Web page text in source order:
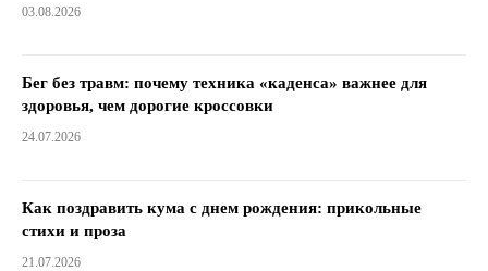
03.08.2026
Бег без травм: почему техника «каденса» важнее для
здоровья, чем дорогие кроссовки
24.07.2026
Как поздравить кума с днем ​​рождения: прикольные
стихи и проза
21.07.2026